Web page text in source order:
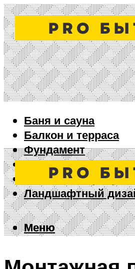
Баня и сауна
Балкон и терраса
Фундамент
Ворота и забор
Дизайн интерьера
Ландшафтный
Меню
Меню